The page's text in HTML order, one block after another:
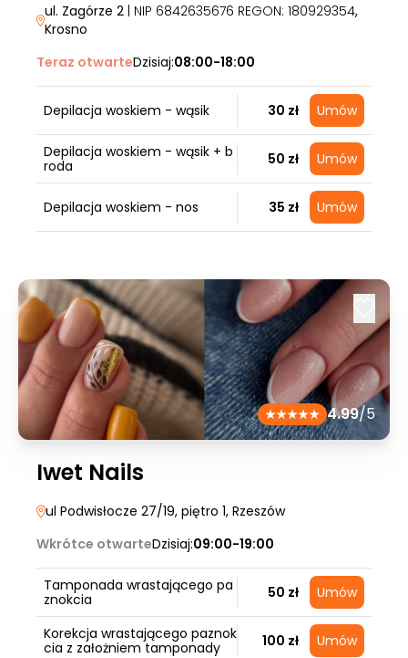
ul. Zagórze 2 | NIP 6842635676 REGON: 180929354,
Krosno
Teraz otwarteDzisiaj:08:00-18:00
Depilacja woskiem - wąsik 30 zł Umów
Depilacja woskiem - wąsik + b
roda
50 zł Umów
Depilacja woskiem - nos 35 zł Umów
4.99/5
Iwet Nails
ul Podwisłocze 27/19, piętro 1, Rzeszów
Wkrótce otwarteDzisiaj:09:00-19:00
Tamponada wrastającego pa
znokcia
50 zł Umów
Korekcja wrastającego paznok
cia z założniem tamponady
100 zł Umów